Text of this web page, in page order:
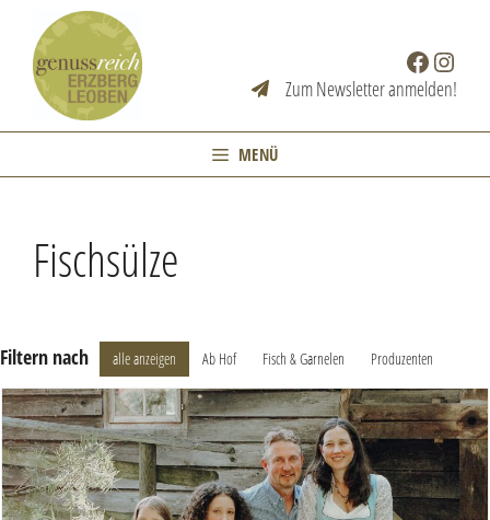
springen
Facebook
Zum Newsletter anmelden!
MENÜ
Fischsülze
Filtern nach alle anzeigen Ab Hof Fisch & Garnelen Produzenten